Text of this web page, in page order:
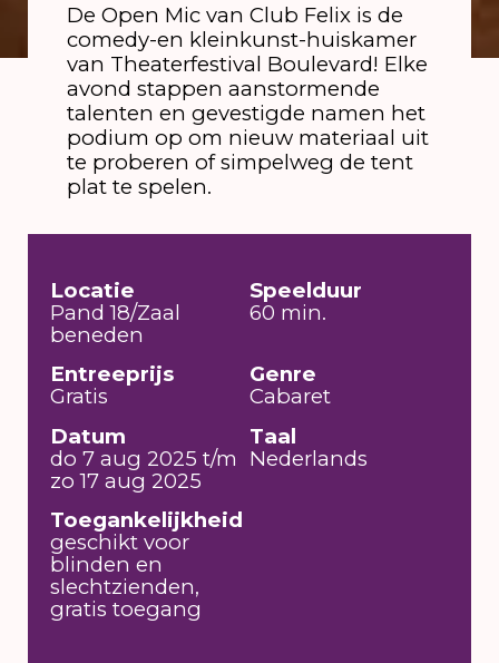
De Open Mic van Club Felix is de
comedy-en kleinkunst-huiskamer
van Theaterfestival Boulevard! Elke
avond stappen aanstormende
talenten en gevestigde namen het
podium op om nieuw materiaal uit
te proberen of simpelweg de tent
plat te spelen.
Locatie
Pand 18/Zaal
beneden
Speelduur
60 min.
Entreeprijs
Gratis
Genre
Cabaret
Datum
do 7 aug 2025 t/m
zo 17 aug 2025
Taal
Nederlands
Toegankelijkheid
geschikt voor
blinden en
slechtzienden,
gratis toegang